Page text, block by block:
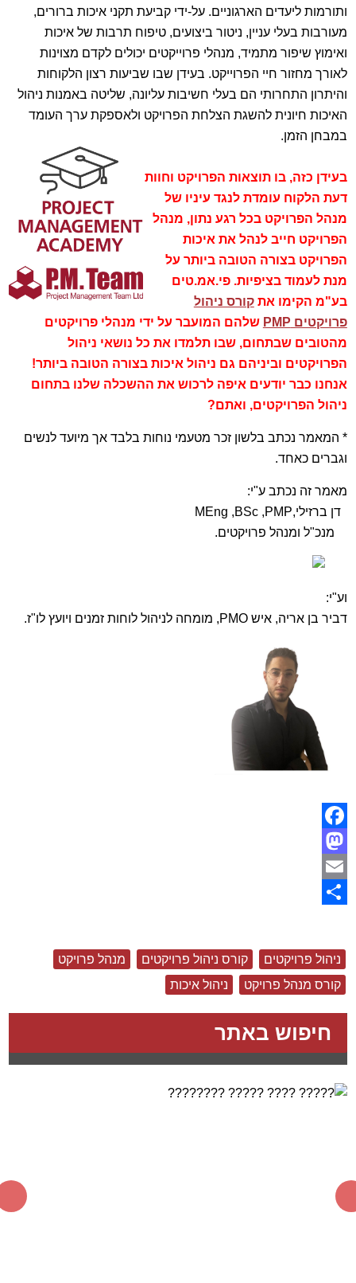
ותורמות ליעדים הארגוניים. על-ידי קביעת תקני איכות ברורים,
מעורבות בעלי עניין, ניטור ביצועים, טיפוח תרבות של איכות
ואימוץ שיפור מתמיד, מנהלי פרוייקטים יכולים לקדם מצוינות
לאורך מחזור חיי הפרוייקט. בעידן שבו שביעות רצון הלקוחות
והיתרון התחרותי הם בעלי חשיבות עליונה, שליטה באמנות ניהול
האיכות חיונית להשגת הצלחת הפרויקט ולאספקת ערך העומד
במבחן הזמן.
בעידן כזה, בו תוצאות הפרויקט וחוות
דעת הלקוח עומדת לנגד עיניו של
מנהל הפרויקט בכל רגע נתון, מנהל
הפרויקט חייב לנהל את איכות
הפרויקט בצורה הטובה ביותר על
מנת לעמוד בציפיות. פי.אמ.טים
בע"מ הקימו אתקורס ניהול
פרויקטים PMP
שלהם המועבר על ידי מנהלי פרויקטים
מהטובים שבתחום, שבו תלמדו את כל נושאי ניהול
הפרויקטים וביניהם גם ניהול איכות בצורה הטובה ביותר!
אנחנו כבר יודעים איפה לרכוש את ההשכלה שלנו בתחום
ניהול הפרויקטים, ואתם?
* המאמר נכתב בלשון זכר מטעמי נוחות בלבד אך מיועד לנשים
וגברים כאחד.
מאמר זה נכתב ע"י:
דן ברזילי,MEng ,BSc ,PMP
מנכ"ל ומנהל פרויקטים.
וע"י:
דביר בן אריה, איש PMO, מומחה לניהול לוחות זמנים ויועץ לו"ז.
Facebook
Mastodon
Email
ניהול פרויקטים קורס ניהול פרויקטים
מנהל פרויקט
קורס מנהל פרויקט
ניהול איכות
חיפוש באתר